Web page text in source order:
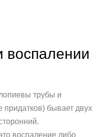
воспалении
трубы и
придатков) бывает двух
воспаление либо